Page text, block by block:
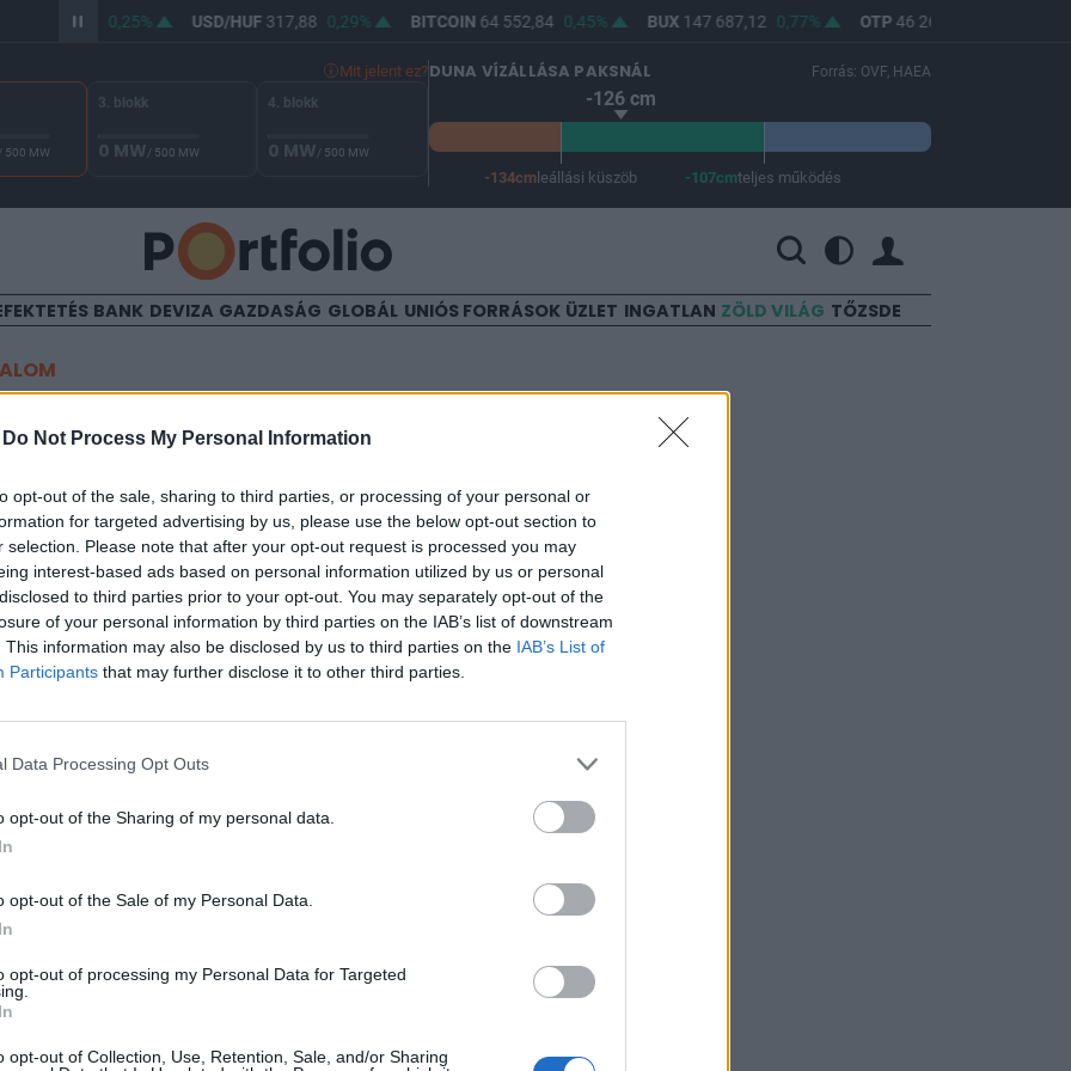
Do Not Process My Personal Information
opt-out of the sale, sharing to third parties, or processing of your personal or
for targeted advertising by us, please use the below opt-out section to
selection. Please note that after your opt-out request is processed you may
interest-based ads based on personal information utilized by us or personal
to third parties prior to your opt-out. You may separately opt-out of the
of your personal information by third parties on the IAB’s list of downstream
This information may also be disclosed by us to third parties on the IAB’s List of
Participants that may further disclose it to other third parties.
Data Processing Opt Outs
opt-out of the Sharing of my personal data.
opt-out of the Sale of my Personal Data.
opt-out of processing my Personal Data for Targeted
opt-out of Collection, Use, Retention, Sale, and/or Sharing
366,33 0,25% USD/HUF 317,88 0,29% BITCOIN64 552,84 0,45% BUX147 687,12 0,77% OTP46 260
Mit jelent ez?
/ 500 MW
3. blokk
0 MW/ 500 MW
4. blokk
0 MW/ 500 MW
DUNA VÍZÁLLÁSA PAKSNÁL Forrás: OVF, HAEA
-126 cm
-134cm leállási küszöb -107cmteljes működés
BANK DEVIZA GAZDASÁG GLOBÁL UNIÓS FORRÁSOK ÜZLET INGATLAN ZÖLD VILÁG TŐZSDE
helyett "?" - Öngyilkosság a
tól?
igen keményen támadták a McDonald's-t, elsősorban
miatt. A Super Size Me bombasiker lett Amerikában,
természetesen cáfolja, hogy a profit csökkenése és az említett
(Csak a Coca-Cola és a kereszt előzi meg a "merészívű M-et".) Nagy-Britanniában
kampány pénteken indul útjára, kiszivárogtatott...
portfolio.hu hírarchívumához tartozik, melynek olvasása előfizetéses
cikkarchívum